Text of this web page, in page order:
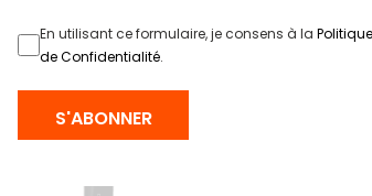
gère les
et offre
logiciel
En utilisant ce formulaire, je consens à la Politique
de Confidentialité.
S'ABONNER